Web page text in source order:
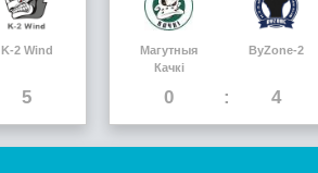
K-2 Wind
5
Магутныя
Качкi
0
ByZone-2
4